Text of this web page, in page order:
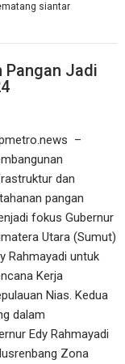
siantar
Pangan Jadi
–
dan
pangan
fokus Gubernur
Utara (Sumut)
Rahmayadi untuk
Kerja
Nias. Kedua
dalam
Edy Rahmayadi
Zona